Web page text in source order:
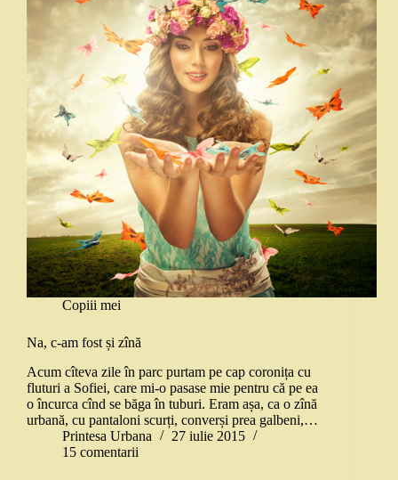
Copiii mei
Na, c-am fost și zînă
Acum cîteva zile în parc purtam pe cap coronița cu
fluturi a Sofiei, care mi-o pasase mie pentru că pe ea
o încurca cînd se băga în tuburi. Eram așa, ca o zînă
urbană, cu pantaloni scurți, converși prea galbeni,…
Printesa Urbana
27 iulie 2015
15 comentarii